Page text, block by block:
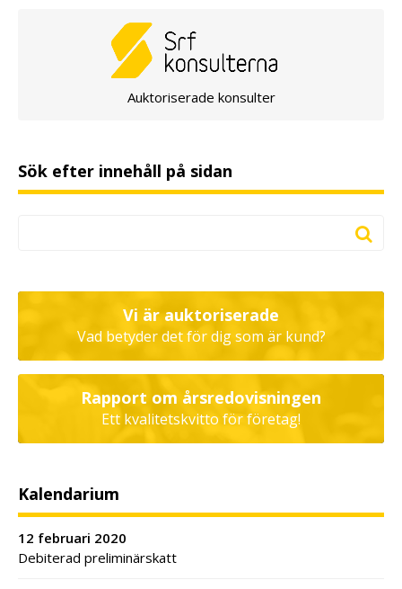
Auktoriserade konsulter
Sök efter innehåll på sidan
Vi är auktoriserade
Vad betyder det för dig som är kund?
Rapport om årsredovisningen
Ett kvalitetskvitto för företag!
Kalendarium
12 februari 2020
Debiterad preliminärskatt